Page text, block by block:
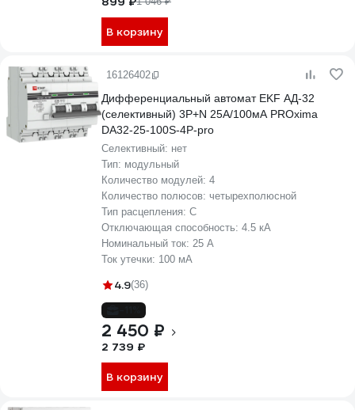
В корзину
16126402
Дифференциальный автомат EKF АД-32
(селективный) 3P+N 25А/100мА PROxima
DA32-25-100S-4P-pro
Селективный: нет
Тип: модульный
Количество модулей: 4
Количество полюсов: четырехполюсной
Тип расцепления: C
Отключающая способность: 4.5 кА
Номинальный ток: 25 А
Ток утечки: 100 мА
4.9(36)
2 450 ₽
2 739 ₽
В корзину